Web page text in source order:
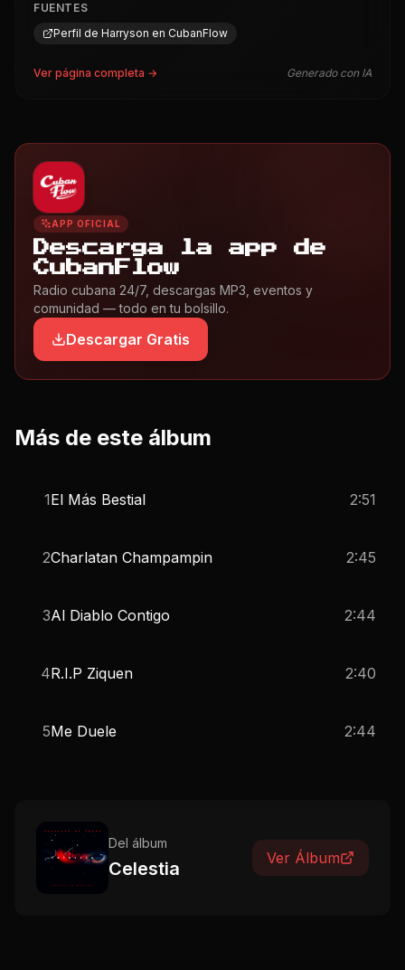
FUENTES
Perfil de Harryson en CubanFlow
Ver página completa → Generado con IA
APP OFICIAL
Descarga la app de
CubanFlow
Radio cubana 24/7, descargas MP3, eventos y
comunidad — todo en tu bolsillo.
Descargar Gratis
Más de este álbum
1El Más Bestial 2:51
2Charlatan Champampin 2:45
3Al Diablo Contigo 2:44
4R.I.P Ziquen 2:40
5Me Duele 2:44
Del álbum
Celestia Ver Álbum